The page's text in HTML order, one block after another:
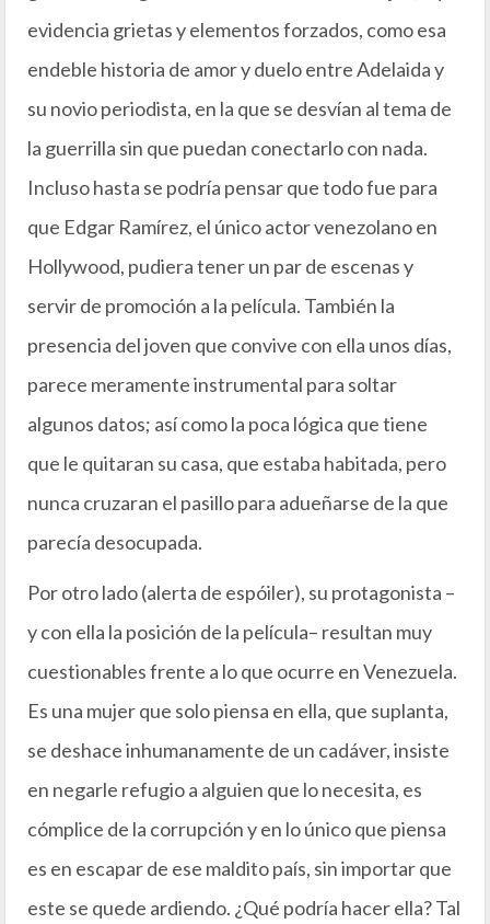
evidencia grietas y elementos forzados, como esa
endeble historia de amor y duelo entre Adelaida y
su novio periodista, en la que se desvían al tema de
la guerrilla sin que puedan conectarlo con nada.
Incluso hasta se podría pensar que todo fue para
que Edgar Ramírez, el único actor venezolano en
Hollywood, pudiera tener un par de escenas y
servir de promoción a la película. También la
presencia del joven que convive con ella unos días,
parece meramente instrumental para soltar
algunos datos; así como la poca lógica que tiene
que le quitaran su casa, que estaba habitada, pero
nunca cruzaran el pasillo para adueñarse de la que
parecía desocupada.
Por otro lado (alerta de espóiler), su protagonista –
y con ella la posición de la película– resultan muy
cuestionables frente a lo que ocurre en Venezuela.
Es una mujer que solo piensa en ella, que suplanta,
se deshace inhumanamente de un cadáver, insiste
en negarle refugio a alguien que lo necesita, es
cómplice de la corrupción y en lo único que piensa
es en escapar de ese maldito país, sin importar que
este se quede ardiendo. ¿Qué podría hacer ella? Tal